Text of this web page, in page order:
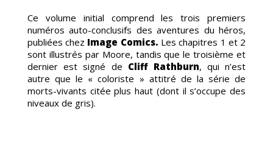
Ce volume initial comprend les trois premiers
numéros auto-conclusifs des aventures du héros,
publiées chez Image Comics. Les chapitres 1 et 2
sont illustrés par Moore, tandis que le troisième et
dernier est signé de Cliff Rathburn, qui n’est
autre que le « coloriste » attitré de la série de
morts-vivants citée plus haut (dont il s’occupe des
niveaux de gris).